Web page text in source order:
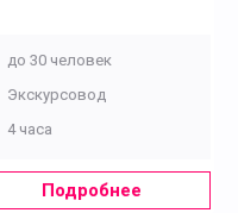
до 30 человек
Экскурсовод
4 часа
Подробнее